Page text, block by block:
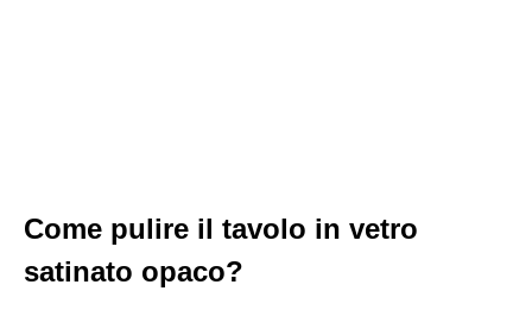
Come pulire il tavolo in vetro
satinato opaco?